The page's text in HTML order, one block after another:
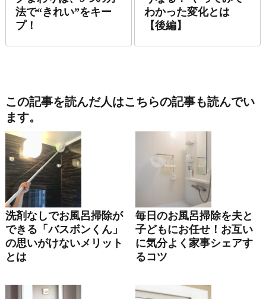
法で“きれい”をキー
プ！
わかった変化とは
【後編】
この記事を読んだ人はこちらの記事も読んでい
ます。
洗剤なしでお風呂掃除が
できる「バスボンくん」
の思いがけないメリット
とは
毎日のお風呂掃除を夫と
子どもにお任せ！お互い
に気分よく家事シェアす
るコツ